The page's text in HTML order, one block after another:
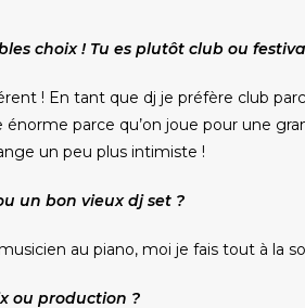
choix ! Tu es plutôt club ou
! En tant que dj je préfère club
énorme parce qu’on joue pour une
un peu plus intimiste !
un bon vieux dj set ?
au piano, moi je fais tout à la
ou production ?